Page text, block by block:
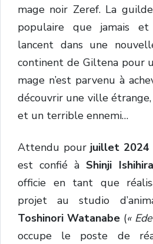
mage noir Zeref. La
populaire que jamais
lancent dans une
continent de Giltena pour
mage n’est parvenu à
découvrir une ville
et un terrible ennemi…
Attendu pourjuillet 2024
est confié à Shinji Ishihira
officie en tant que
projet au studio
Toshinori Watanabe («
occupe le poste de